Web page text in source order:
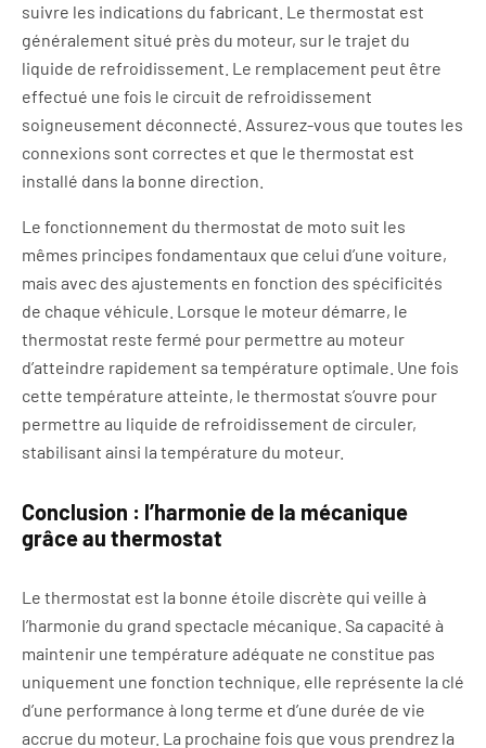
suivre les indications du fabricant. Le thermostat est
généralement situé près du moteur, sur le trajet du
liquide de refroidissement. Le remplacement peut être
effectué une fois le circuit de refroidissement
soigneusement déconnecté. Assurez-vous que toutes les
connexions sont correctes et que le thermostat est
installé dans la bonne direction.
Le fonctionnement du thermostat de moto suit les
mêmes principes fondamentaux que celui d’une voiture,
mais avec des ajustements en fonction des spécificités
de chaque véhicule. Lorsque le moteur démarre, le
thermostat reste fermé pour permettre au moteur
d’atteindre rapidement sa température optimale. Une fois
cette température atteinte, le thermostat s’ouvre pour
permettre au liquide de refroidissement de circuler,
stabilisant ainsi la température du moteur.
Conclusion : l’harmonie de la mécanique
grâce au thermostat
Le thermostat est la bonne étoile discrète qui veille à
l’harmonie du grand spectacle mécanique. Sa capacité à
maintenir une température adéquate ne constitue pas
uniquement une fonction technique, elle représente la clé
d’une performance à long terme et d’une durée de vie
accrue du moteur. La prochaine fois que vous prendrez la